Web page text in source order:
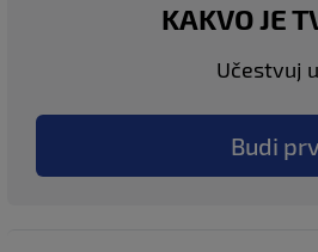
KAKVO JE
Učestvuj
Budi